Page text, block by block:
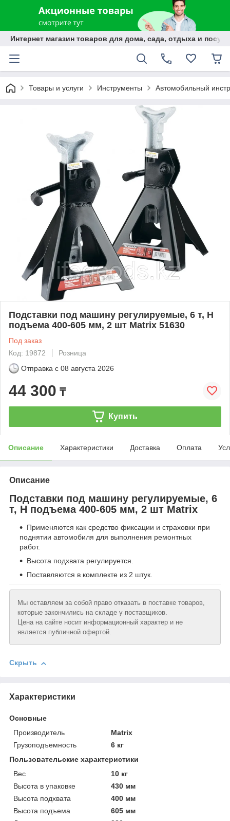
Интернет магазин товаров для дома, сада, отдыха и
Товары и услуги Инструменты Автомобильный
Подставки под машину регулируемые, 6 т, H
подъема 400-605 мм, 2 шт Matrix 51630
Под заказ
Код: 19872
Розница
Отправка с 08 августа 2026
44 300 ₸
Купить
Описание Характеристики Доставка Оплата
Описание
Подставки под машину регулируемые, 6
т, H подъема 400-605 мм, 2 шт Matrix
Применяются как средство фиксации и страховки при
поднятии автомобиля для выполнения ремонтных
работ.
Высота подхвата регулируется.
Поставляются в комплекте из 2 штук.
Мы оставляем за собой право отказать в поставке товаров,
которые закончились на складе у поставщиков.
Цена на сайте носит информационный характер и не
является публичной офертой.
Скрыть
Характеристики
Основные
Производитель
Matrix
Грузоподъемность
6 кг
Пользовательские характеристики
Вeс
10 кг
Высотa в упаковке
430 мм
Высотa подхвата
400 мм
Высотa подъема
605 мм